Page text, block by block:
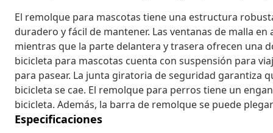
El remolque para mascotas tiene una estructura
duradero y fácil de mantener. Las ventanas de malla
mientras que la parte delantera y trasera ofrecen una
bicicleta para mascotas cuenta con suspensión para
para pasear. La junta giratoria de seguridad garantiza
bicicleta se cae. El remolque para perros tiene un
bicicleta. Además, la barra de remolque se puede
Especificaciones